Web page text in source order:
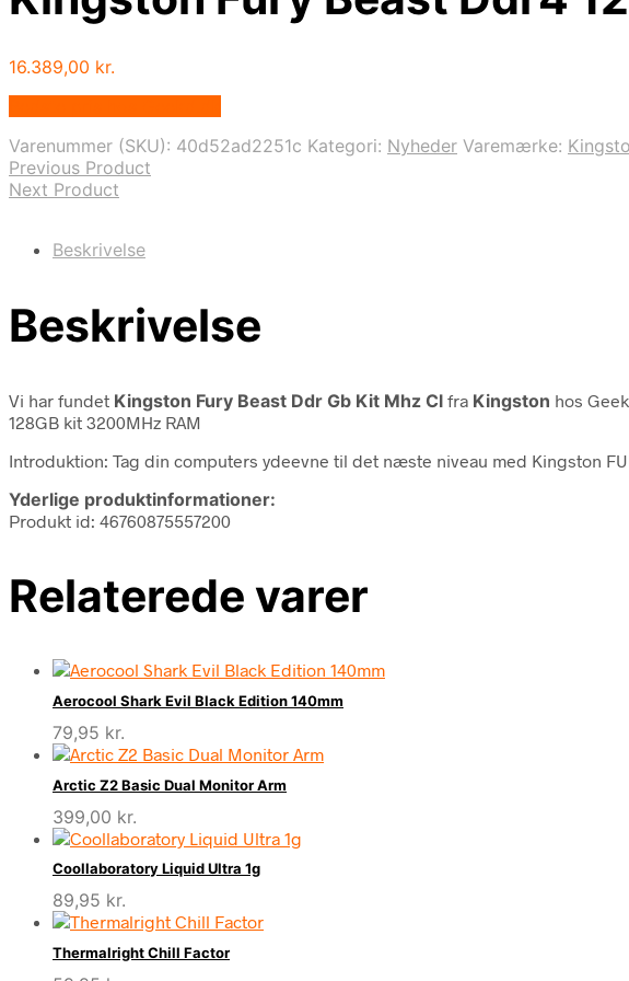
16.389,00 kr.
Varenummer (SKU): 40d52ad2251c Kategori: Nyheder Varemærke:
Previous Product
Next Product
Beskrivelse
Beskrivelse
Vi har fundet Kingston Fury Beast Ddr Gb Kit Mhz Cl fra Kingston hos
128GB kit 3200MHz RAM
Introduktion: Tag din computers ydeevne til det næste niveau med Kingston
Yderlige produktinformationer:
Produkt id: 46760875557200
Relaterede varer
Aerocool Shark Evil Black Edition 140mm
79,95 kr.
Arctic Z2 Basic Dual Monitor Arm
399,00 kr.
Coollaboratory Liquid Ultra 1g
89,95 kr.
Thermalright Chill Factor